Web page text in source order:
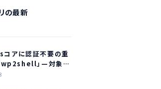
の最新
アに認証不要の重
wp2shell」—対象バ
対応